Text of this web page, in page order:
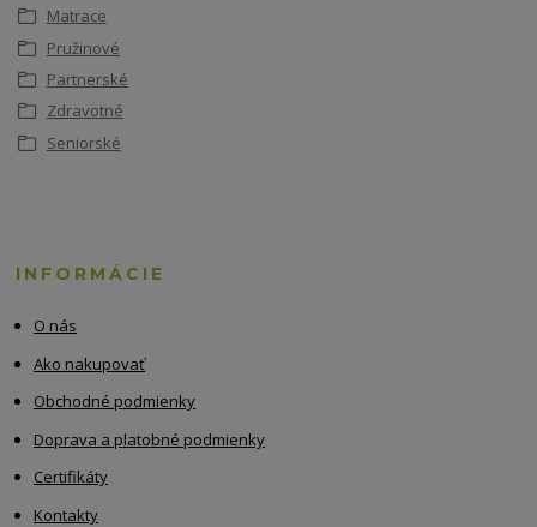
Matrace
Pružinové
Partnerské
Zdravotné
Seniorské
INFORMÁCIE
O nás
Ako nakupovať
Obchodné podmienky
Doprava a platobné podmienky
Certifikáty
Kontakty